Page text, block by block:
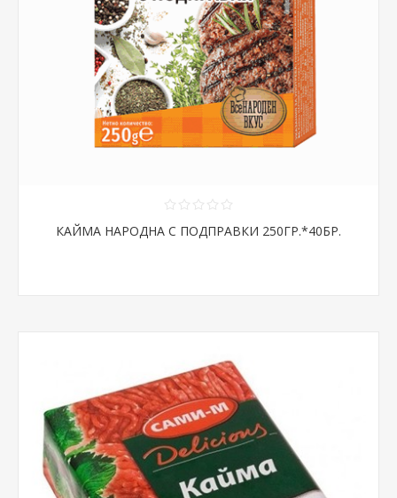
КАЙМА НАРОДНА С ПОДПРАВКИ 250ГР.*40БР.